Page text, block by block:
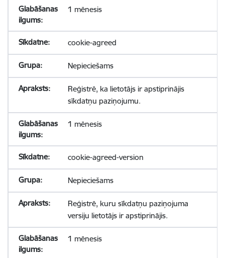
1 mēnesis
cookie-agreed
Nepieciešams
Reģistrē, ka lietotājs ir apstiprinājis
sīkdatņu paziņojumu.
1 mēnesis
cookie-agreed-version
Nepieciešams
Reģistrē, kuru sīkdatņu paziņojuma
versiju lietotājs ir apstiprinājis.
1 mēnesis